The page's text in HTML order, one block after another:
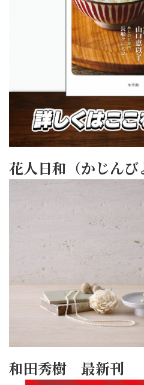
花人日和（かじんび
和田秀樹 最新刊